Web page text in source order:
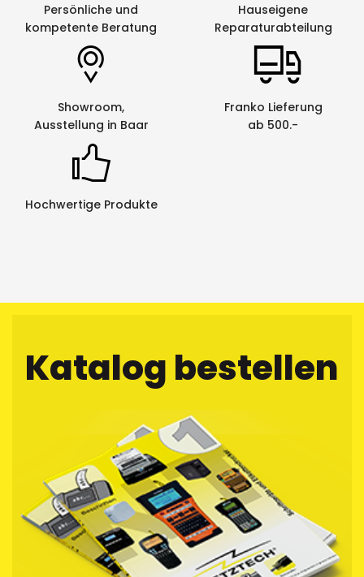
Persönliche und
kompetente Beratung
Hauseigene
Reparaturabteilung
Showroom,
Ausstellung in Baar
Franko Lieferung
ab 500.-
Hochwertige Produkte
Katalog bestellen